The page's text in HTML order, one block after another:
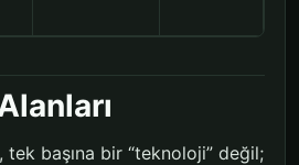
tek başına bir “teknoloji” değil;